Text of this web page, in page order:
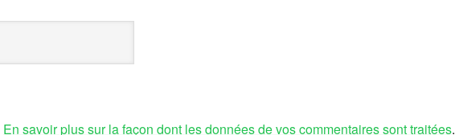
En savoir plus sur la façon dont les données de vos commentaires sont traitées.